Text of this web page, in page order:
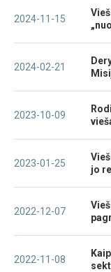
2024-11-15
2024-02-21
2023-10-09
2023-01-25
jo
2022-12-07
2022-11-08